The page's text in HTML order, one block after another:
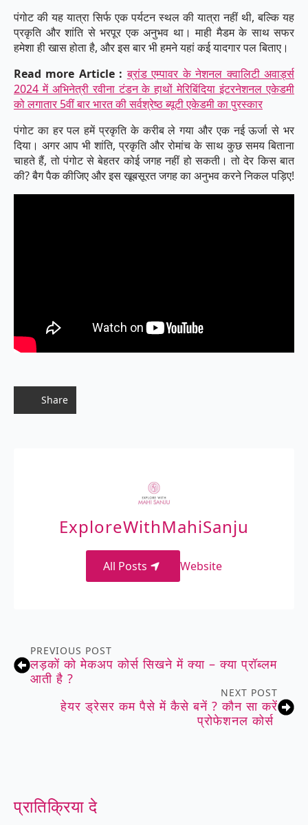
पंगोट की यह यात्रा सिर्फ एक पर्यटन स्थल की यात्रा नहीं थी, बल्कि यह
प्रकृति और शांति से भरपूर एक अनुभव था। माही मैडम के साथ सफर
हमेशा ही खास होता है, और इस बार भी हमने यहां कई यादगार पल बिताए।
Read more Article : ब्रांड एम्पावर के नेशनल क्वालिटी अवार्ड्स
2024 में अभिनेत्री रवीना टंडन के हाथों मेरिबिंदिया इंटरनेशनल एकेडमी
को लगातार 5वीं बार भारत की सर्वश्रेष्ठ ब्यूटी एकेडमी का पुरस्कार
पंगोट का हर पल हमें प्रकृति के करीब ले गया और एक नई ऊर्जा से भर
दिया। अगर आप भी शांति, प्रकृति और रोमांच के साथ कुछ समय बिताना
चाहते हैं, तो पंगोट से बेहतर कोई जगह नहीं हो सकती। तो देर किस बात
की? बैग पैक कीजिए और इस खूबसूरत जगह का अनुभव करने निकल पड़िए!
Share
ExploreWithMahiSanju
All Posts Website
PREVIOUS POST
लड़कों को मेकअप कोर्स सिखने में क्या – क्या प्रॉब्लम
आती है ?
NEXT POST
हेयर ड्रेसर कम पैसे में कैसे बनें ? कौन सा करें
प्रोफेशनल कोर्स
प्रातिक्रिया दे